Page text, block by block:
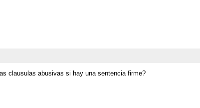
clausulas abusivas si hay una sentencia firme?